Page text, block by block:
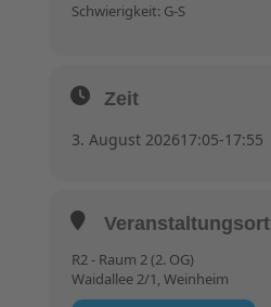
Schwierigkeit: G-S
Zeit
3. August 202617:05-17:55
Veranstaltungsort
R2 - Raum 2 (2. OG)
Waidallee 2/1, Weinheim